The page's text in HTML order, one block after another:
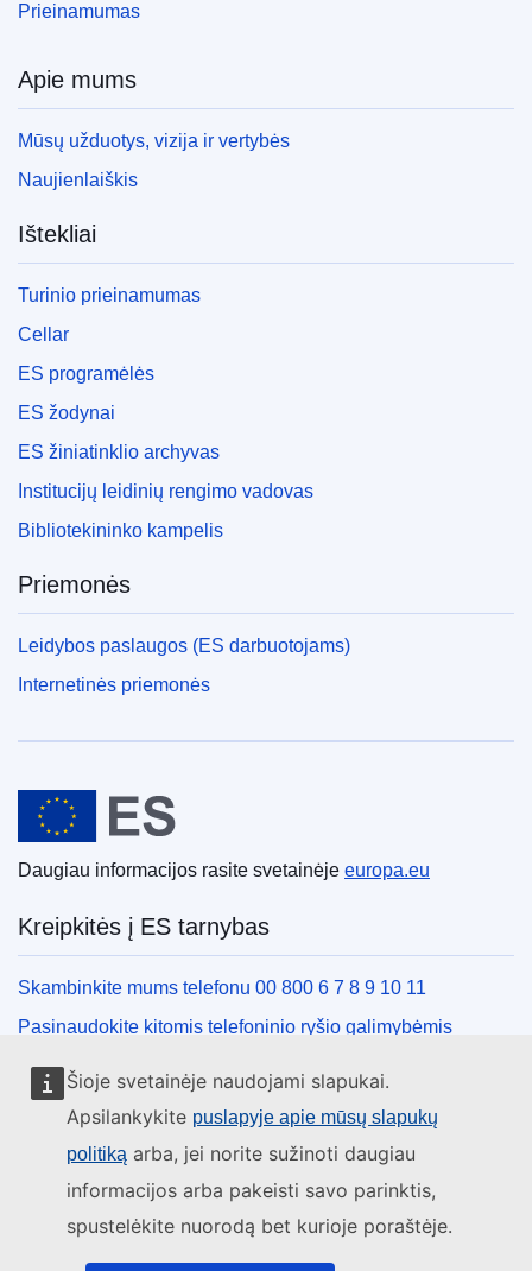
Šioje svetainėje naudojami slapukai.
Apsilankykite puslapyje apie mūsų slapukų
politiką arba, jei norite sužinoti daugiau
informacijos arba pakeisti savo parinktis,
spustelėkite nuorodą bet kurioje poraštėje.
Prieinamumas
Apie mums
Mūsų užduotys, vizija ir vertybės
Naujienlaiškis
Ištekliai
Turinio prieinamumas
Cellar
ES programėlės
ES žodynai
ES žiniatinklio archyvas
Institucijų leidinių rengimo vadovas
Bibliotekininko kampelis
Priemonės
Leidybos paslaugos (ES darbuotojams)
Internetinės priemonės
Europos Sąjunga
Daugiau informacijos rasite svetainėje europa.eu
Kreipkitės į ES tarnybas
Skambinkite mums telefonu 00 800 6 7 8 9 10 11
Pasinaudokite kitomis telefoninio ryšio galimybėmis
Rašykite mums naudodamiesi kontaktine forma
Susitikime viename iš ES biurų
Socialiniai tinklai
ES socialinių tinklų kanalai